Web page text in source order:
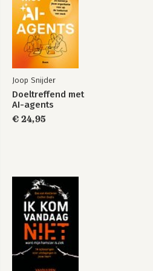
or synergize?The Corporate
how to create an overarching
everyone on the same page to
success.
Joop Snijder
Doeltreffend met
AI-agents
€ 24,95